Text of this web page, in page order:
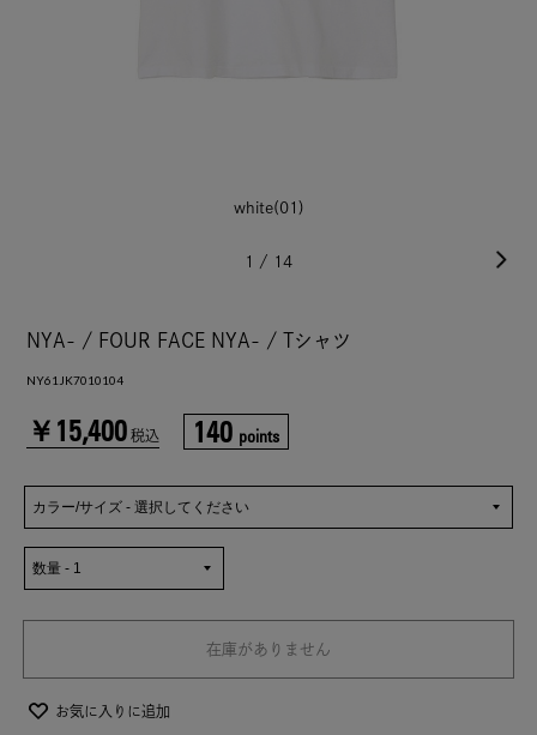
white(01)
1 / 14
NYA- / FOUR FACE NYA- / Tシャツ
NY61JK7010104
￥15,400 税込 140 points
在庫がありません
お気に入りに追加